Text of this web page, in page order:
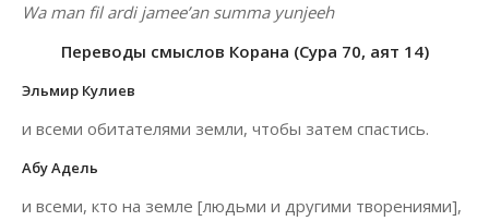
Wa man fil ardi jamee’an summa yunjeeh
Переводы смыслов Корана (Сура 70, аят 14)
Эльмир Кулиев
и всеми обитателями земли, чтобы затем спастись.
Абу Адель
и всеми, кто на земле [людьми и другими творениями],